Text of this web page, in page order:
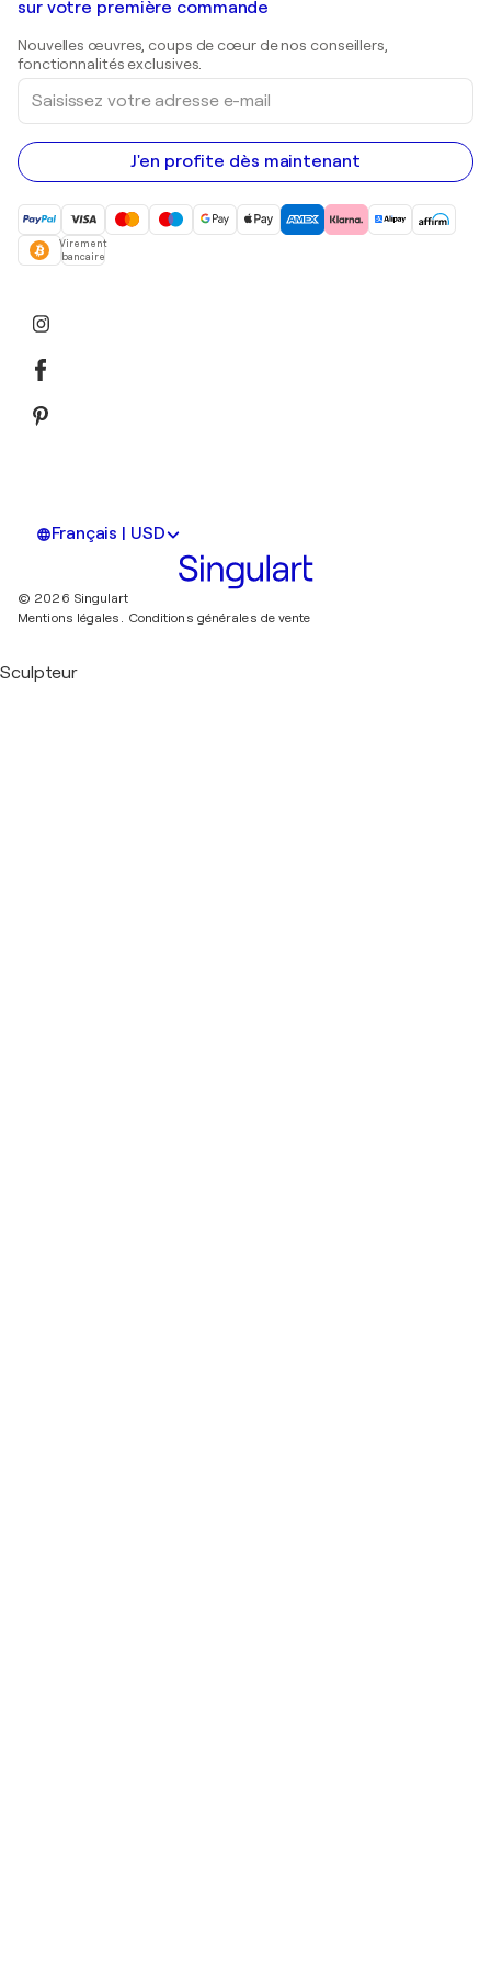
Estampes
Peintures acryliques
Galeries d'art en Belgique
sur votre première commande
Nouvelles œuvres, coups de cœur de nos conseillers,
fonctionnalités exclusives.
Saisissez
votre
adresse
e-
mail
J'en profite dès maintenant
Virement
bancaire
Français | USD
© 2026 Singulart
Mentions légales. Conditions générales de vente
Sculpteur